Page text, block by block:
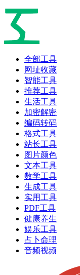
全部工具
网址收藏
智能工具
推荐工具
生活工具
加密解密
编码转码
格式工具
站长工具
图片颜色
文本工具
数学工具
生成工具
实用工具
PDF工具
健康养生
娱乐工具
占卜命理
音频视频